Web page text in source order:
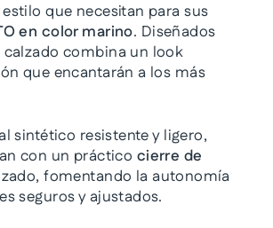
que necesitan para sus
en color marino. Diseñados
combina un look
que encantarán a los más
sintético resistente y ligero,
con un práctico cierre de
fomentando la autonomía
seguros y ajustados.